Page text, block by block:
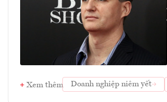
Xem thêm Doanh nghiệp niêm yết